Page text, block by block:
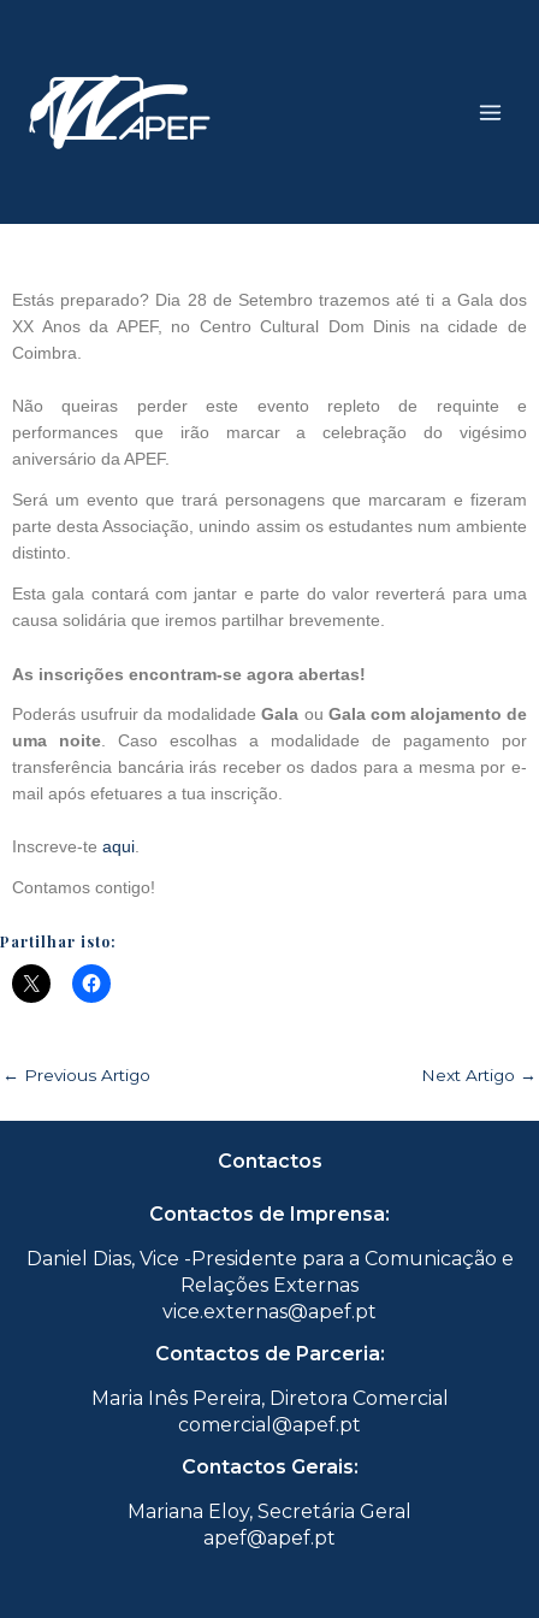
Estás preparado? Dia 28 de Setembro trazemos até ti a Gala dos
XX Anos da APEF, no Centro Cultural Dom Dinis na cidade de
Coimbra.
Não queiras perder este evento repleto de requinte e
performances que irão marcar a celebração do vigésimo
aniversário da APEF.
Será um evento que trará personagens que marcaram e fizeram
parte desta Associação, unindo assim os estudantes num ambiente
distinto.
Esta gala contará com jantar e parte do valor reverterá para uma
causa solidária que iremos partilhar brevemente.
As inscrições encontram-se agora abertas!
Poderás usufruir da modalidadeGala ou Gala com alojamento de
uma noite. Caso escolhas a modalidade de pagamento por
transferência bancária irás receber os dados para a mesma por e-
mail após efetuares a tua inscrição.
Inscreve-te aqui.
Contamos contigo!
Partilhar isto:
← Previous Artigo Next Artigo →
Contactos
Contactos de Imprensa:
Daniel Dias, Vice -Presidente para a Comunicação e
Relações Externas
vice.externas@apef.pt
Contactos de Parceria:
Maria Inês Pereira, Diretora Comercial
comercial@apef.pt
Contactos Gerais:
Mariana Eloy, Secretária Geral
apef@apef.pt